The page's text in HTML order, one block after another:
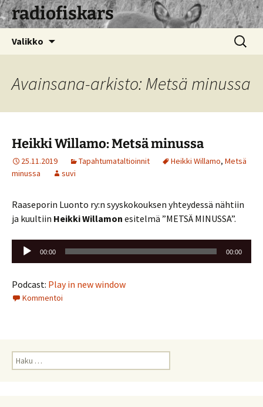
radiofiskars
Valikko Haku:
Avainsana-arkisto: Metsä minussa
Heikki Willamo: Metsä minussa
25.11.2019 Tapahtumataltioinnit Heikki Willamo, Metsä
minussa
suvi
Raaseporin Luonto ry:n syyskokouksen yhteydessä nähtiin
ja kuultiin Heikki Willamon esitelmä ”METSÄ MINUSSA”.
Äänitoistin
00:00 00:00
Podcast: Play in new window
Kommentoi
Haku: